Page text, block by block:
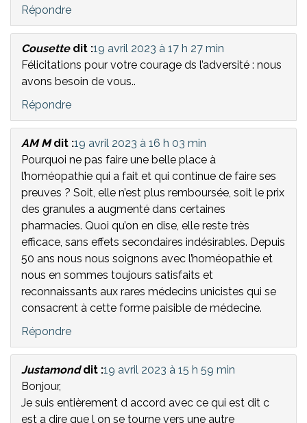
Répondre
Cousette dit :19 avril 2023 à 17 h 27 min
Félicitations pour votre courage ds l’adversité : nous
avons besoin de vous..
Répondre
AM M dit :19 avril 2023 à 16 h 03 min
Pourquoi ne pas faire une belle place à
l’homéopathie qui a fait et qui continue de faire ses
preuves ? Soit, elle n’est plus remboursée, soit le prix
des granules a augmenté dans certaines
pharmacies. Quoi qu’on en dise, elle reste très
efficace, sans effets secondaires indésirables. Depuis
50 ans nous nous soignons avec l’homéopathie et
nous en sommes toujours satisfaits et
reconnaissants aux rares médecins unicistes qui se
consacrent à cette forme paisible de médecine.
Répondre
Justamond dit :19 avril 2023 à 15 h 59 min
Bonjour,
Je suis entièrement d accord avec ce qui est dit c
est a dire que l on se tourne vers une autre